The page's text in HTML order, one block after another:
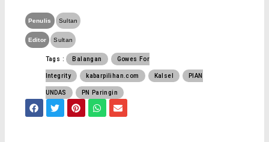
Penulis Sultan
Editor Sultan
Tags : Balangan Gowes For
Integrity kabarpilihan.com Kalsel PIAN
UNDAS PN Paringin
F
a
T
w
P
i
W
h
E
n